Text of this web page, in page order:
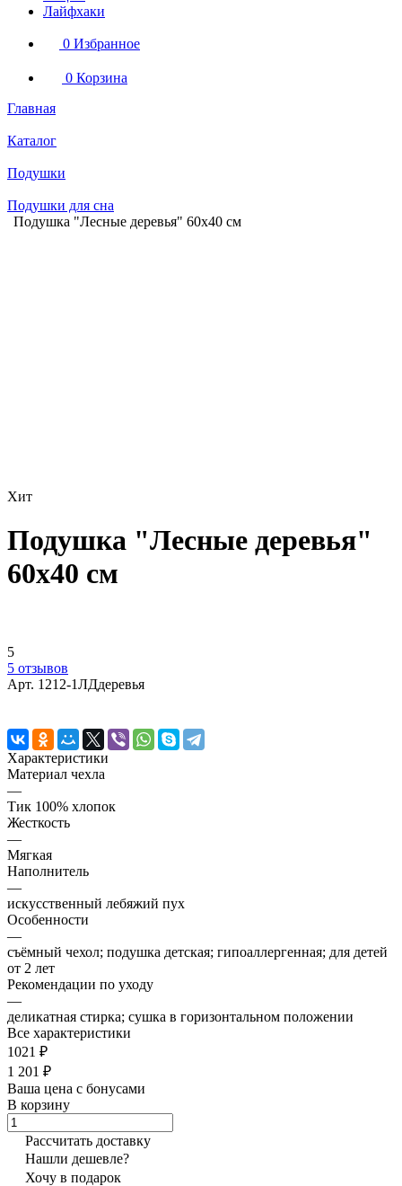
Лайфхаки
0 Избранное
0 Корзина
Главная
Каталог
Подушки
Подушки для сна
Подушка "Лесные деревья" 60х40 см
Хит
Подушка "Лесные деревья"
60х40 см
5
5 отзывов
Арт. 1212-1ЛДдеревья
Характеристики
Материал чехла
—
Тик 100% хлопок
Жесткость
—
Мягкая
Наполнитель
—
искусственный лебяжий пух
Особенности
—
съёмный чехол; подушка детская; гипоаллергенная; для детей
от 2 лет
Рекомендации по уходу
—
деликатная стирка; сушка в горизонтальном положении
Все характеристики
1021 ₽
1 201 ₽
Ваша цена с бонусами
В корзину
Рассчитать доставку
Нашли дешевле?
Хочу в подарок